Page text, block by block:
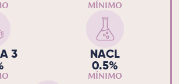
MÍNIMO
3 NACL
0.5%
MÍNIMO